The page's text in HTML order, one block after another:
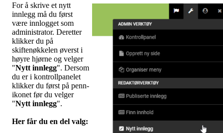
For å skrive et nytt
innlegg må du først
være innlogget som
administrator. Deretter
klikker du på
skiftenøkkelen øverst i
høyre hjørne og velger
"Nytt innlegg". Dersom
du er i kontrollpanelet
klikker du først på penn-
ikonet før du velger
"Nytt innlegg".
Her får du en del valg: